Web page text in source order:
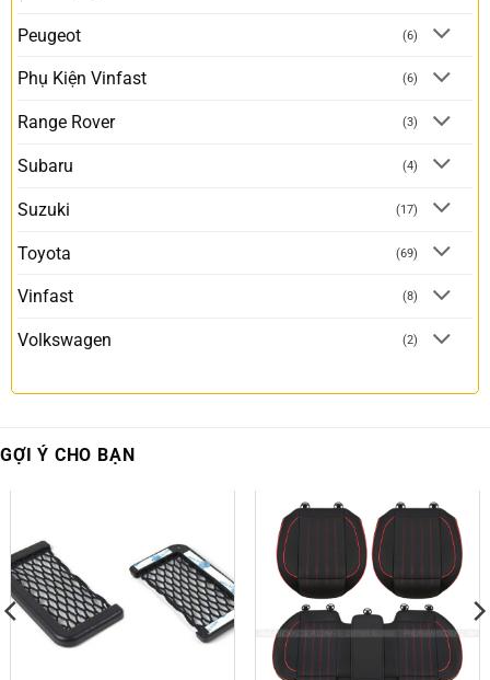
Peugeot (6)
Phụ Kiện Vinfast (6)
Range Rover (3)
Subaru (4)
Suzuki (17)
Toyota (69)
Vinfast (8)
Volkswagen (2)
GỢI Ý CHO BẠN